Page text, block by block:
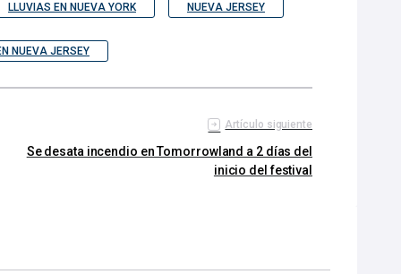
LLUVIAS EN NUEVA YORK NUEVA JERSEY
NUEVA JERSEY
Artículo siguiente
Se desata incendio en Tomorrowland a 2 días del
inicio del festival